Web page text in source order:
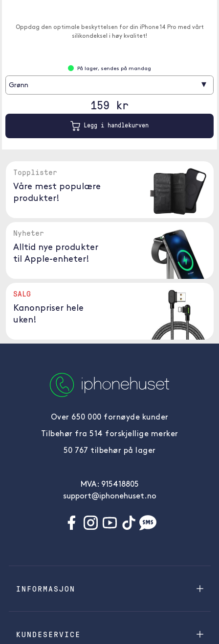
Oppdag den optimale beskyttelsen for din iPhone 14 Pro med vårt
silikondeksel i høy kvalitet!
På lager, sendes på mandag
Grønn ▾
159 kr
Legg i handlekurven
Topplister
Våre mest populære
produkter!
Nyheter
Alltid nye produkter
til Apple-enheter!
SALG
Kanonpriser hele
uken!
Over 650 000 fornøyde kunder
Tilbehør fra 514 forskjellige merker
50 767 tilbehør på lager
MVA: 915418805
support@iphonehuset.no
INFORMASJON
KUNDESERVICE